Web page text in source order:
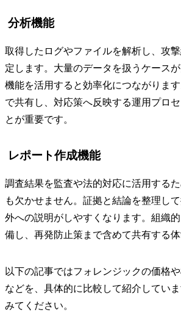
分析機能
取得したログやファイルを解析し、攻
定します。大量のデータを扱うケース
機能を活用すると効率化につながりま
で共有し、対応策へ反映する運用プロ
とが重要です。
レポート作成機能
調査結果を監査や法的対応に活用する
も欠かせません。証拠と結論を整理し
外への説明がしやすくなります。組織
備し、再発防止策まで含めて共有する体
以下の記事ではフォレンジックの価格
などを、具体的に比較して紹介してい
みてください。